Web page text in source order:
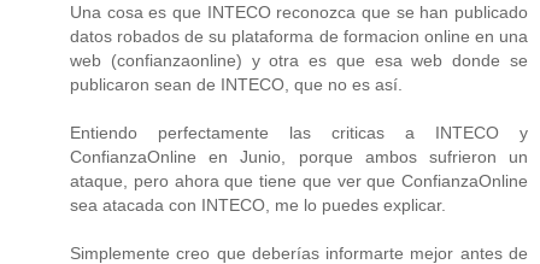
Una cosa es que INTECO reconozca que se han publicado
datos robados de su plataforma de formacion online en una
web (confianzaonline) y otra es que esa web donde se
publicaron sean de INTECO, que no es así.
Entiendo perfectamente las criticas a INTECO y
ConfianzaOnline en Junio, porque ambos sufrieron un
ataque, pero ahora que tiene que ver que ConfianzaOnline
sea atacada con INTECO, me lo puedes explicar.
Simplemente creo que deberías informarte mejor antes de